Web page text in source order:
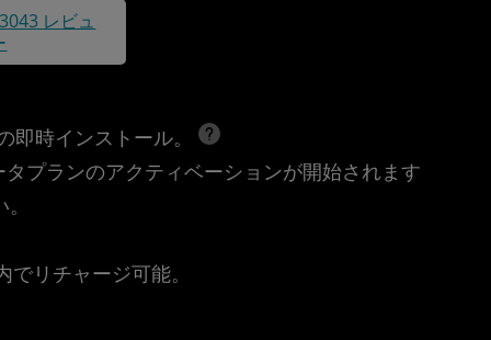
レビュ
即時インストール。
プランのアクティベーションが開始されます
リチャージ可能。